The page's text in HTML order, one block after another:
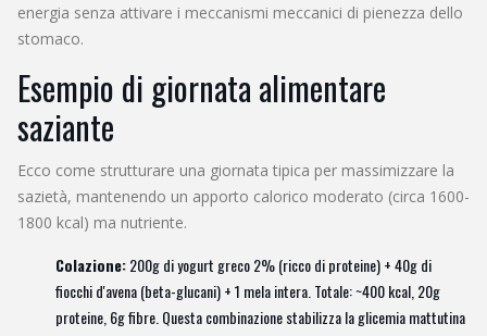
energia senza attivare i meccanismi meccanici di pienezza dello
stomaco.
Esempio di giornata alimentare
saziante
Ecco come strutturare una giornata tipica per massimizzare la
sazietà, mantenendo un apporto calorico moderato (circa 1600-
1800 kcal) ma nutriente.
Colazione:200g di yogurt greco 2% (ricco di proteine) + 40g di
fiocchi d'avena (beta-glucani) + 1 mela intera. Totale: ~400 kcal, 20g
proteine, 6g fibre. Questa combinazione stabilizza la glicemia mattutina